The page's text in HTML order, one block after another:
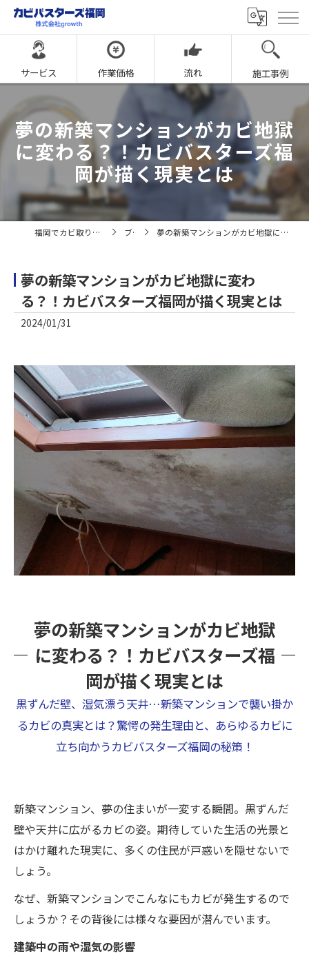
サービス 作業価格 流れ 施工事例
夢の新築マンションがカビ地獄
に変わる？！カビバスターズ福
岡が描く現実とは
福岡でカビ取りならカビバスターズ福岡 ブログ 夢の新築マンションがカビ地獄に変わる？！カビバスターズ福岡が描く現実とは
夢の新築マンションがカビ地獄に変わ
る？！カビバスターズ福岡が描く現実とは
2024/01/31
夢の新築マンションがカビ地獄
に変わる？！カビバスターズ福
岡が描く現実とは
黒ずんだ壁、湿気漂う天井…新築マンションで襲い掛か
るカビの真実とは？驚愕の発生理由と、あらゆるカビに
立ち向かうカビバスターズ福岡の秘策！
新築マンション、夢の住まいが一変する瞬間。黒ずんだ
壁や天井に広がるカビの姿。期待していた生活の光景と
はかけ離れた現実に、多くの住民が戸惑いを隠せないで
しょう。
なぜ、新築マンションでこんなにもカビが発生するので
しょうか？その背後には様々な要因が潜んでいます。
建築中の雨や湿気の影響